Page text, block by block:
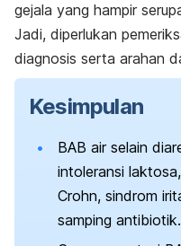
gejala yang hampir
Jadi, diperlukan
diagnosis serta arahan
Kesimpulan
BAB air selain
intoleransi
Crohn, sindrom
samping antibiotik.